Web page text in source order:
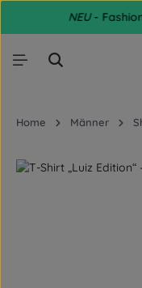
Zum Hauptinhalt springen
NEU-
Home Männer
Bildergalerie